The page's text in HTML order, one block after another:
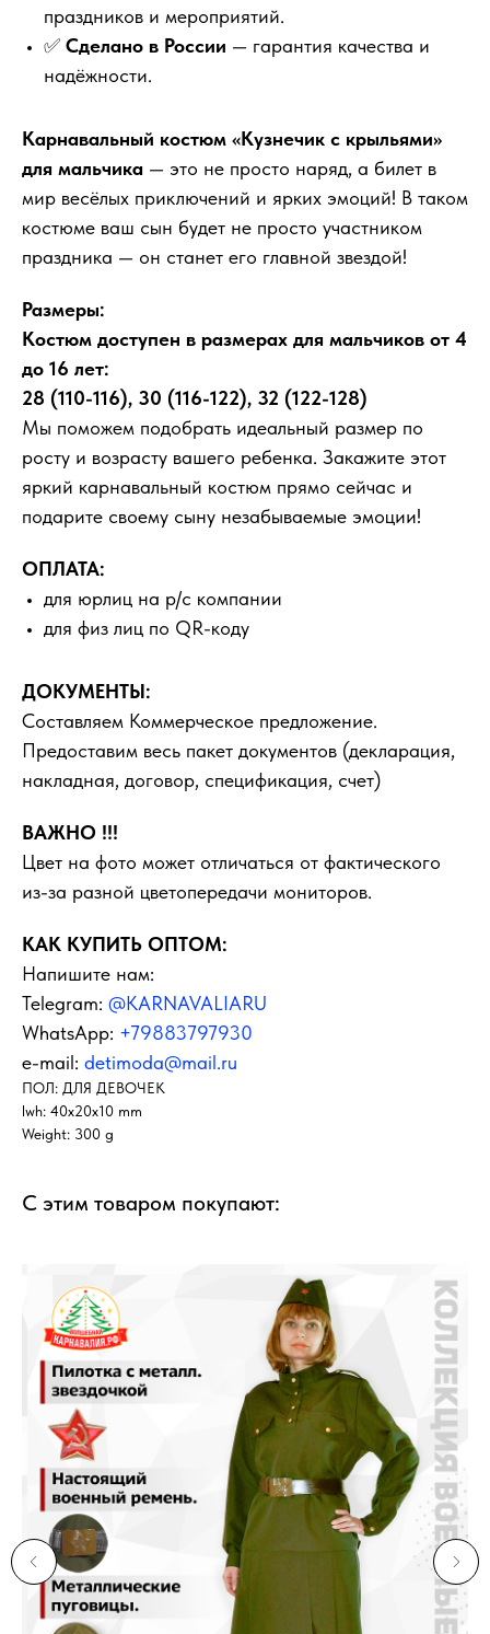
праздников и мероприятий.
✅ Сделано в России — гарантия качества и
надёжности.
Карнавальный костюм «Кузнечик с крыльями»
для мальчика — это не просто наряд, а билет в
мир весёлых приключений и ярких эмоций! В таком
костюме ваш сын будет не просто участником
праздника — он станет его главной звездой!
Размеры:
Костюм доступен в размерах для мальчиков от 4
до 16 лет:
28 (110-116), 30 (116-122), 32 (122-128)
Мы поможем подобрать идеальный размер по
росту и возрасту вашего ребенка. Закажите этот
яркий карнавальный костюм прямо сейчас и
подарите своему сыну незабываемые эмоции!
ОПЛАТА:
для юрлиц на р/с компании
для физ лиц по QR-коду
ДОКУМЕНТЫ:
Составляем Коммерческое предложение.
Предоставим весь пакет документов (декларация,
накладная, договор, спецификация, счет)
ВАЖНО !!!
Цвет на фото может отличаться от фактического
из-за разной цветопередачи мониторов.
КАК КУПИТЬ ОПТОМ:
Напишите нам:
Telegram: @KARNAVALIARU
WhatsApp: +79883797930
e-mail: detimoda@mail.ru
ПОЛ: ДЛЯ ДЕВОЧЕК
lwh: 40x20x10 mm
Weight: 300 g
С этим товаром покупают: